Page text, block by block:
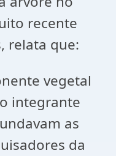
recente
relata que:
vegetal
integrante
as
da